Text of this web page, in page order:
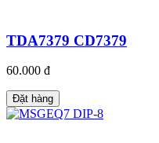
TDA7379 CD7379
60.000 đ
Đặt hàng